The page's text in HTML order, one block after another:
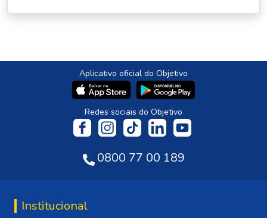
Aplicativo oficial do Objetivo
Redes sociais do Objetivo
0800 77 00 189
Institucional